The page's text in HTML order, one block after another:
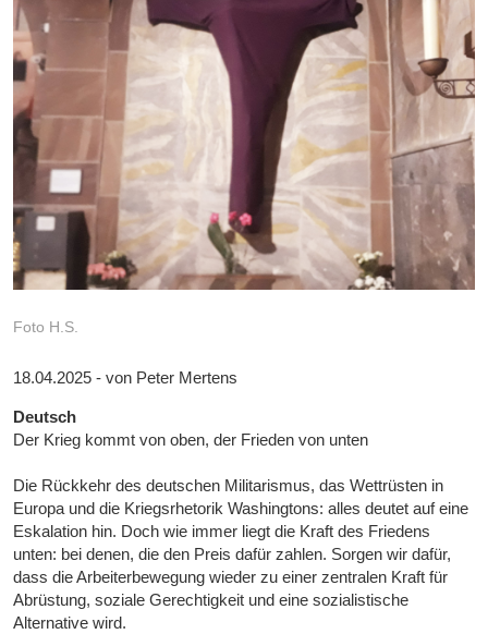
Foto H.S.
18.04.2025 - von Peter Mertens
Deutsch
Der Krieg kommt von oben, der Frieden von unten
Die Rückkehr des deutschen Militarismus, das Wettrüsten in
Europa und die Kriegsrhetorik Washingtons: alles deutet auf eine
Eskalation hin. Doch wie immer liegt die Kraft des Friedens
unten: bei denen, die den Preis dafür zahlen. Sorgen wir dafür,
dass die Arbeiterbewegung wieder zu einer zentralen Kraft für
Abrüstung, soziale Gerechtigkeit und eine sozialistische
Alternative wird.